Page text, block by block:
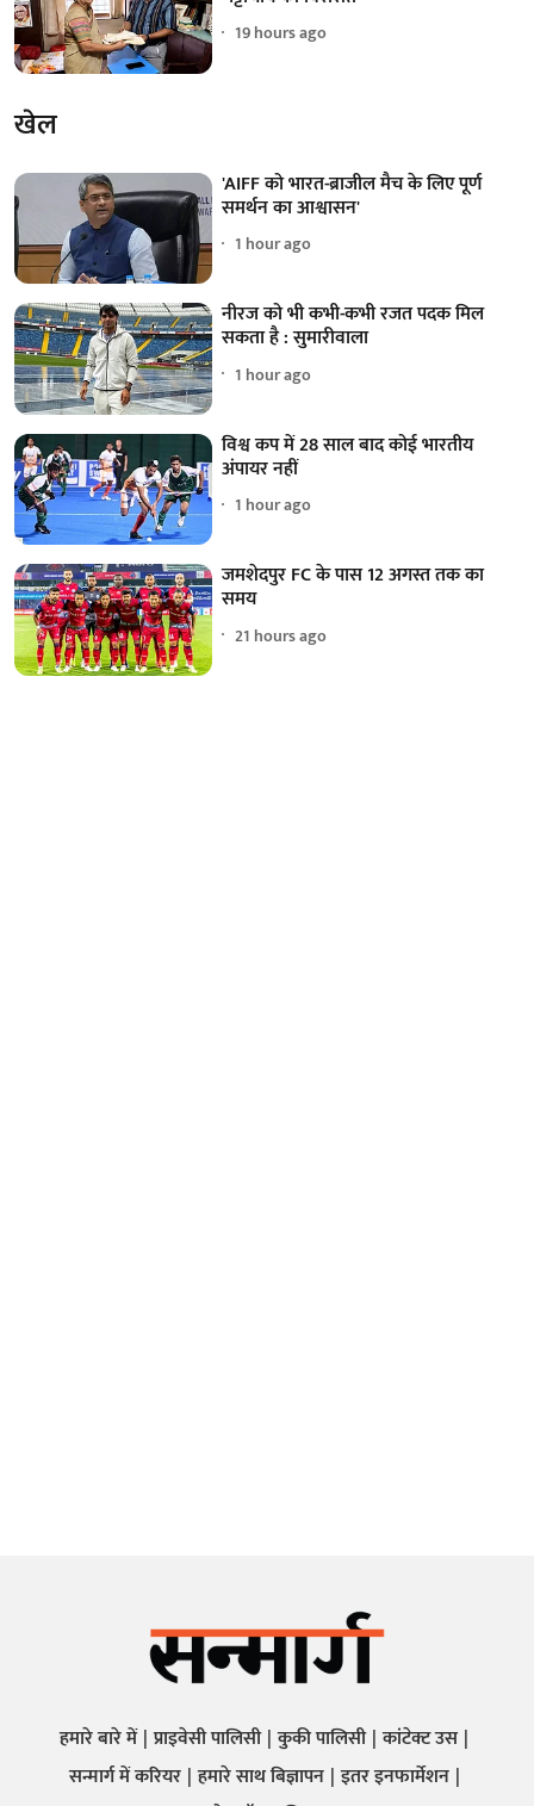
19 hours ago
खेल
'AIFF को भारत-ब्राजील मैच के लिए पूर्ण
समर्थन का आश्वासन'
1 hour ago
नीरज को भी कभी-कभी रजत पदक मिल
सकता है : सुमारीवाला
1 hour ago
विश्व कप में 28 साल बाद कोई भारतीय
अंपायर नहीं
1 hour ago
जमशेदपुर FC के पास 12 अगस्त तक का
समय
21 hours ago
हमारे बारे में प्राइवेसी पालिसी कुकी पालिसी कांटेक्ट उस
सन्मार्ग में करियर हमारे साथ बिज्ञापन इतर इनफार्मेशन